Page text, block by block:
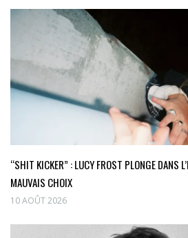
“SHIT KICKER” : LUCY FROST PLONGE DANS
MAUVAIS CHOIX
10 AOÛT 2026